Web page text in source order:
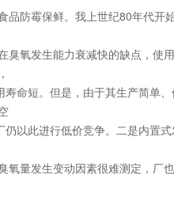
品防霉保鲜。我上世纪80年代开
臭氧发生能力衰减快的缺点，使
寿命短。但是，由于其生产简单
仍以此进行低价竞争。二是内置
氧量发生变动因素很难测定，厂